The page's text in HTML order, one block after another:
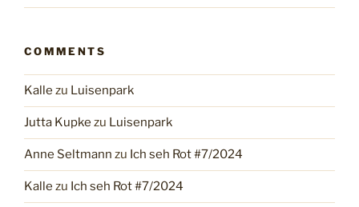
COMMENTS
Kalle zu Luisenpark
Jutta Kupke zu Luisenpark
Anne Seltmann zu Ich seh Rot #7/2024
Kalle zu Ich seh Rot #7/2024